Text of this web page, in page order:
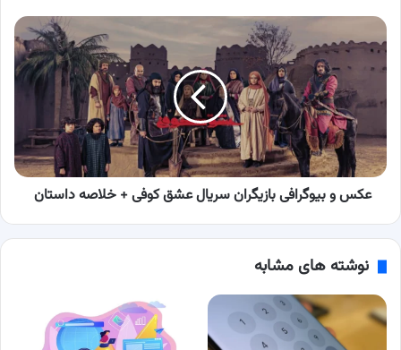
عکس
و
سریال
کوفی
+
خلاصه
داستان
عکس و بیوگرافی بازیگران سریال عشق کوفی + خلاصه داستان
نوشته های مشابه